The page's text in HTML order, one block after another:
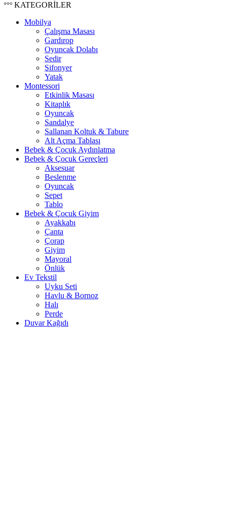
KATEGORİLER
Mobilya
Çalışma Masası
Gardırop
⁠Oyuncak Dolabı
Sedir
Şifonyer
Yatak
Montessori
Etkinlik Masası
Kitaplık
Oyuncak
Sandalye
Sallanan Koltuk & Tabure
Alt Açma Tablası
Bebek & Çocuk Aydınlatma
Bebek & Çocuk Gereçleri
Aksesuar
Beslenme
Oyuncak
Sepet
Tablo
Bebek & Çocuk Giyim
Ayakkabı
Çanta
Çorap
Giyim
Mayoral
Önlük
Ev Tekstil
Uyku Seti
Havlu & Bornoz
Halı
Perde
Duvar Kağıdı